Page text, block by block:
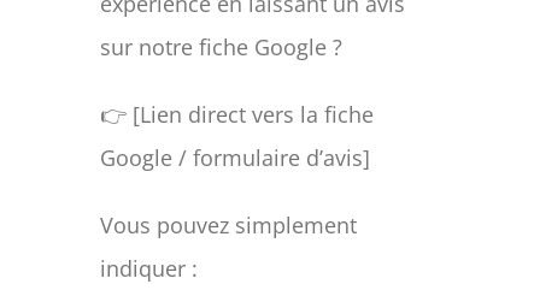
sur notre fiche Google ?
👉 [Lien direct vers la fiche
Google / formulaire d’avis]
Vous pouvez simplement
indiquer :